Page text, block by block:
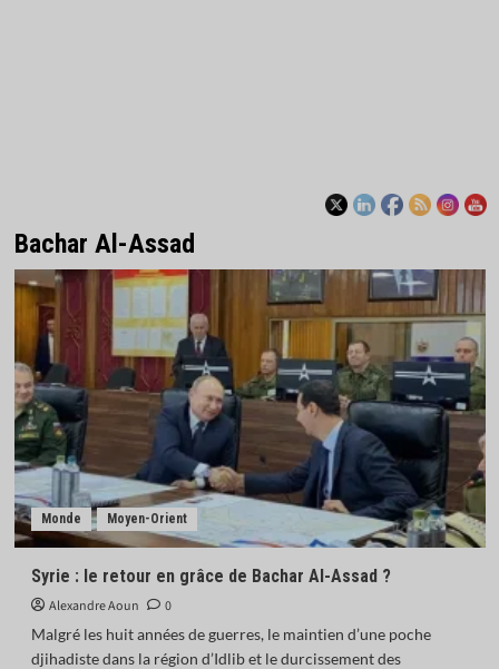
Bachar Al-Assad
Monde Moyen-Orient
Syrie : le retour en grâce de Bachar Al-Assad ?
Alexandre Aoun
0
Malgré les huit années de guerres, le maintien d’une poche
djihadiste dans la région d’Idlib et le durcissement des